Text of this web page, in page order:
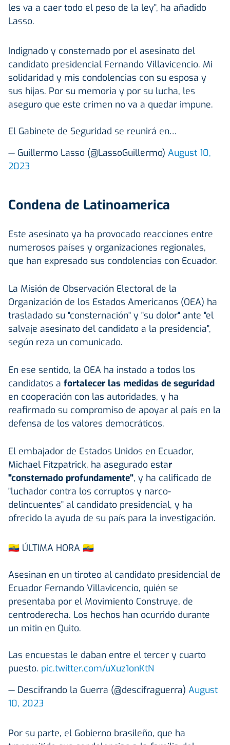
les va a caer todo el peso de la ley", ha añadido
Lasso.
Indignado y consternado por el asesinato del
candidato presidencial Fernando Villavicencio. Mi
solidaridad y mis condolencias con su esposa y
sus hijas. Por su memoria y por su lucha, les
aseguro que este crimen no va a quedar impune.
El Gabinete de Seguridad se reunirá en…
— Guillermo Lasso (@LassoGuillermo) August 10,
2023
Condena de Latinoamerica
Este asesinato ya ha provocado reacciones entre
numerosos países y organizaciones regionales,
que han expresado sus condolencias con Ecuador.
La Misión de Observación Electoral de la
Organización de los Estados Americanos (OEA) ha
trasladado su "consternación" y "su dolor" ante "el
salvaje asesinato del candidato a la presidencia",
según reza un comunicado.
En ese sentido, la OEA ha instado a todos los
candidatos a fortalecer las medidas de seguridad
en cooperación con las autoridades, y ha
reafirmado su compromiso de apoyar al país en la
defensa de los valores democráticos.
El embajador de Estados Unidos en Ecuador,
Michael Fitzpatrick, ha asegurado estar
"consternado profundamente", y ha calificado de
"luchador contra los corruptos y narco-
delincuentes" al candidato presidencial, y ha
ofrecido la ayuda de su país para la investigación.
🇪🇨 ÚLTIMA HORA 🇪🇨
Asesinan en un tiroteo al candidato presidencial de
Ecuador Fernando Villavicencio, quién se
presentaba por el Movimiento Construye, de
centroderecha. Los hechos han ocurrido durante
un mitin en Quito.
Las encuestas le daban entre el tercer y cuarto
puesto. pic.twitter.com/uXuz1onKtN
— Descifrando la Guerra (@descifraguerra) August
10, 2023
Por su parte, el Gobierno brasileño, que ha